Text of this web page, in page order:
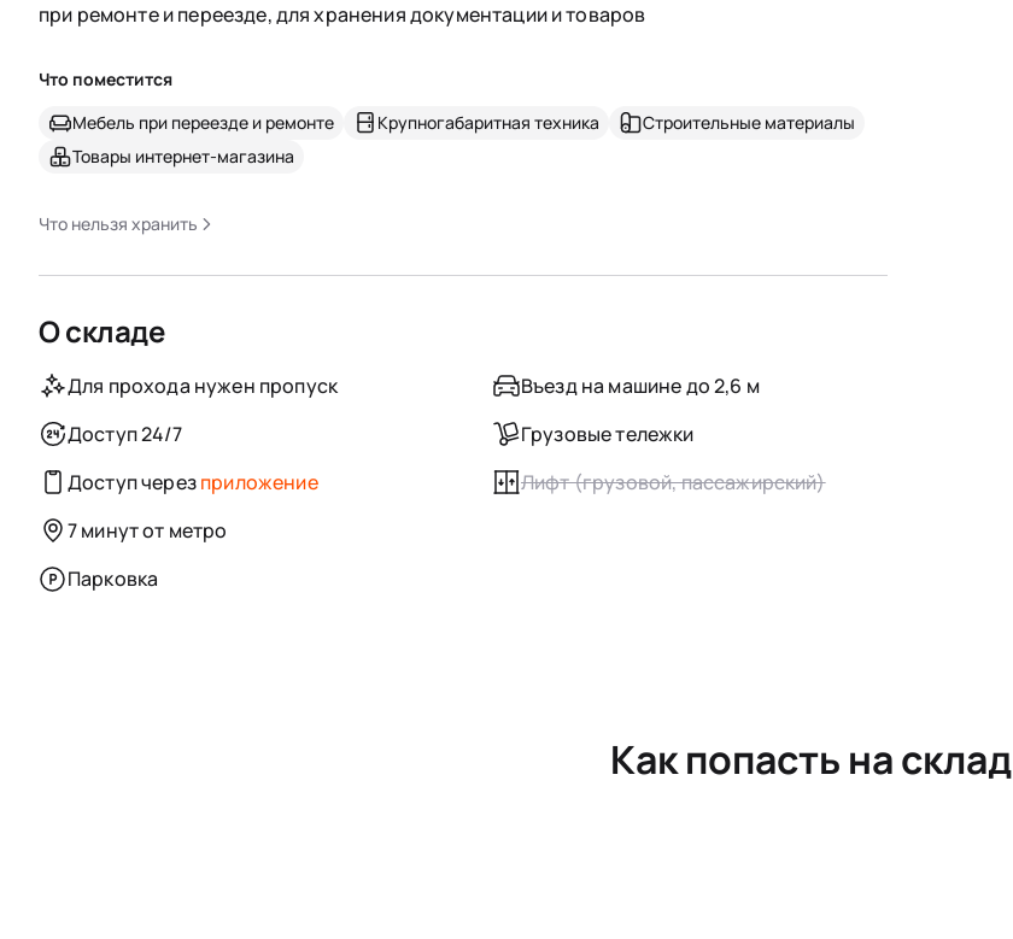
при ремонте и переезде, для хранения документации и товаров
Что поместится
Мебель при переезде и ремонте
Крупногабаритная техника
Строительные материалы
Товары интернет-магазина
Что нельзя хранить
О складе
Для прохода нужен пропуск
Въезд на машине до 2,6 м
Доступ 24/7
Грузовые тележки
Доступ черезприложение
Лифт (грузовой, пассажирский)
7 минут от метро
Парковка
Как попасть на склад